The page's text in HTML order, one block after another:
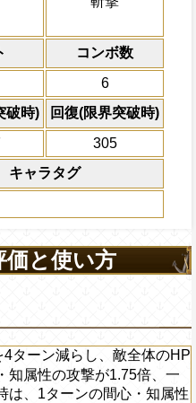
コンボ数
6
破時)
回復(限界突破時)
305
キャラタグ
と知属性が5人以上いる時は
攻撃が2倍になり2ターンの
る
上限突破
外のダメージを1にす
て敵全体に200万ダ
プレイヤーの一味の
属性スロットに変換
ーンを2短縮する
ン
2ターンの間敵全体
を30%下げ、斬撃タ
げる
属性の基礎ステ+50
から受けるダメージを5%減
から受けるダメージを5%減
も有利スロット扱いになる
Lv上限突破
超入れ替え効果
価と使い方
4ターン減らし、敵全体のHP
知属性の攻撃が1.75倍、一
は、1ターンの間心・知属性